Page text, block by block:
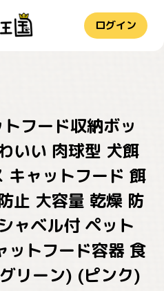
ログイン
フード収納ボッ
いい 肉球型 犬餌
キャットフード 餌
止 大容量 乾燥 防
ャベル付 ペット
ットフード容器 食
リーン) (ピンク)